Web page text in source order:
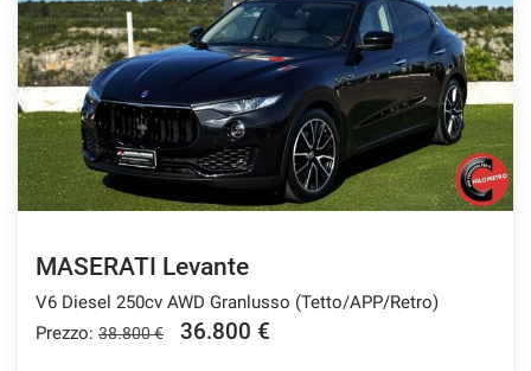
MASERATI Levante
V6 Diesel 250cv AWD Granlusso (Tetto/APP/Retro)
Prezzo: 38.800 € 36.800 €